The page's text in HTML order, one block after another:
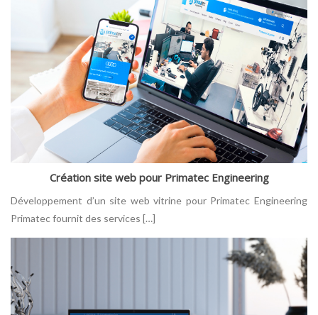
Création site web pour Primatec Engineering
Développement d’un site web vitrine pour Primatec Engineering
Primatec fournit des services […]